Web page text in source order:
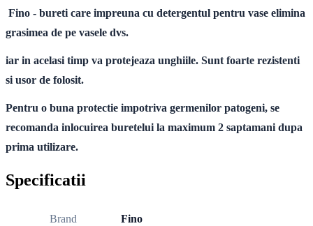
Fino - bureti care impreuna cu detergentul pentru vase elimina
grasimea de pe vasele dvs.
iar in acelasi timp va protejeaza unghiile. Sunt foarte rezistenti
si usor de folosit.
Pentru o buna protectie impotriva germenilor patogeni, se
recomanda inlocuirea buretelui la maximum 2 saptamani dupa
prima utilizare.
Specificatii
Brand Fino